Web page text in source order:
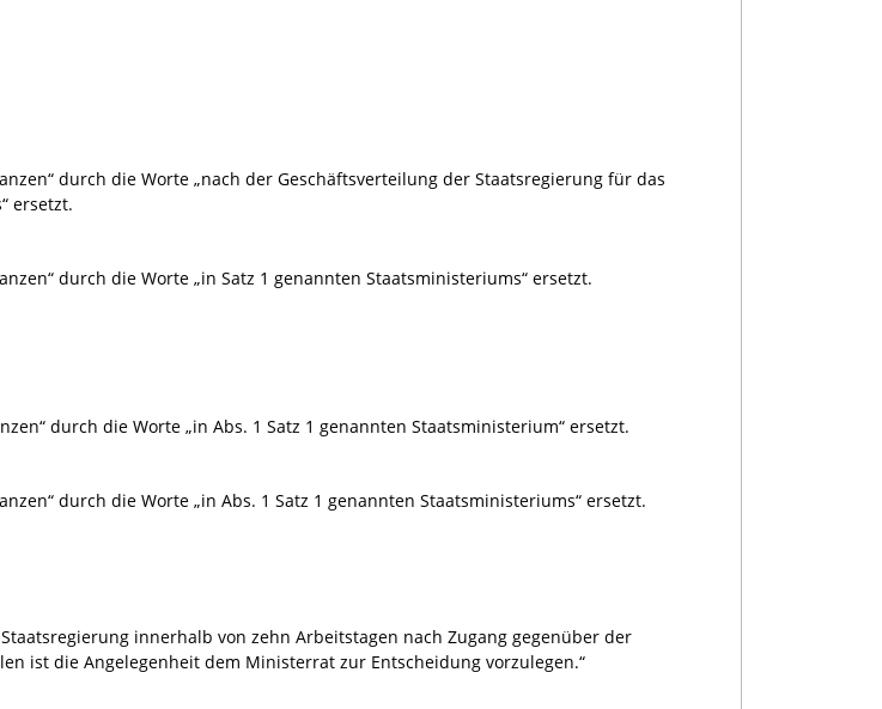
durch die Worte „nach der Geschäftsverteilung der Staatsregierung für das
ersetzt.
durch die Worte „in Satz 1 genannten Staatsministeriums“ ersetzt.
durch die Worte „in Abs. 1 Satz 1 genannten Staatsministerium“ ersetzt.
durch die Worte „in Abs. 1 Satz 1 genannten Staatsministeriums“ ersetzt.
innerhalb von zehn Arbeitstagen nach Zugang gegenüber der
ist die Angelegenheit dem Ministerrat zur Entscheidung vorzulegen.“